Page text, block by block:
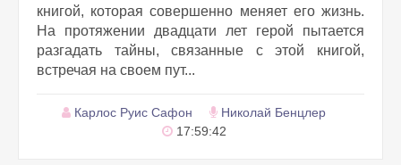
книгой, которая совершенно меняет его жизнь.
На протяжении двадцати лет герой пытается
разгадать тайны, связанные с этой книгой,
встречая на своем пут...
Карлос Руис Сафон
Николай Бенцлер
17:59:42